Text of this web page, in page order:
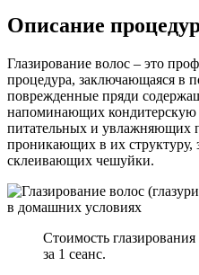
Описание
Глазирование волос – это
процедура, заключающаяся в
поврежденные пряди
напоминающих кондитерскую
питательных и увлажняющих
проникающих в их
склеивающих чешуйки.
Стоимость
за 1 сеанс.